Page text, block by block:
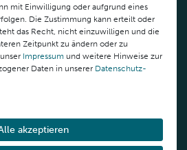
ABONNIEREN
dass Ihre Daten für unseren Newsletter
und Warnhinweise finden Sie in unserer
Honig
mit Einwilligung oder aufgrund eines
Die Zustimmung kann erteilt oder
das Recht, nicht einzuwilligen und die
Zeitpunkt zu ändern oder zu
Impressum und weitere Hinweise zur
Daten in unserer Daten­schutz­
akzeptieren